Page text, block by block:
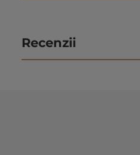
Recenzii